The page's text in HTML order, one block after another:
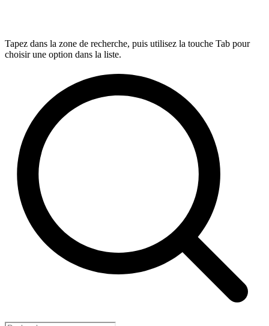
Tapez dans la zone de recherche, puis utilisez la touche Tab pour
choisir une option dans la liste.